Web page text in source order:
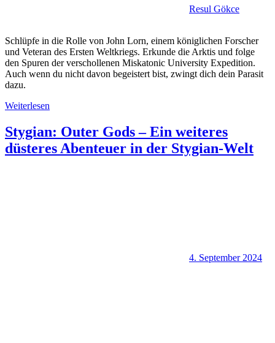
Resul Gökce
Schlüpfe in die Rolle von John Lorn, einem königlichen Forscher
und Veteran des Ersten Weltkriegs. Erkunde die Arktis und folge
den Spuren der verschollenen Miskatonic University Expedition.
Auch wenn du nicht davon begeistert bist, zwingt dich dein Parasit
dazu.
Weiterlesen
Stygian: Outer Gods – Ein weiteres
düsteres Abenteuer in der Stygian-Welt
4. September 2024